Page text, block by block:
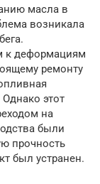
масла в
возникала
к деформациям
ремонту
этот
на
были
прочность
был устранен.